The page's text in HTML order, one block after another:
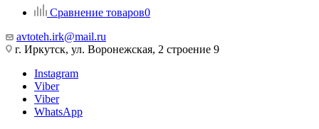
Сравнение товаров0
avtoteh.irk@mail.ru
г. Иркутск, ул. Воронежская, 2 строение 9
Instagram
Viber
Viber
WhatsApp